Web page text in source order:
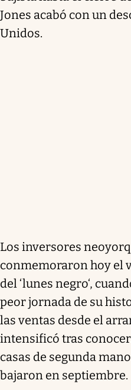
Jones acabó con un
Unidos.
Los inversores
conmemoraron hoy el
del ‘lunes negro‘,
peor jornada de su
las ventas desde el
intensificó tras
casas de segunda
bajaron en septiembre.